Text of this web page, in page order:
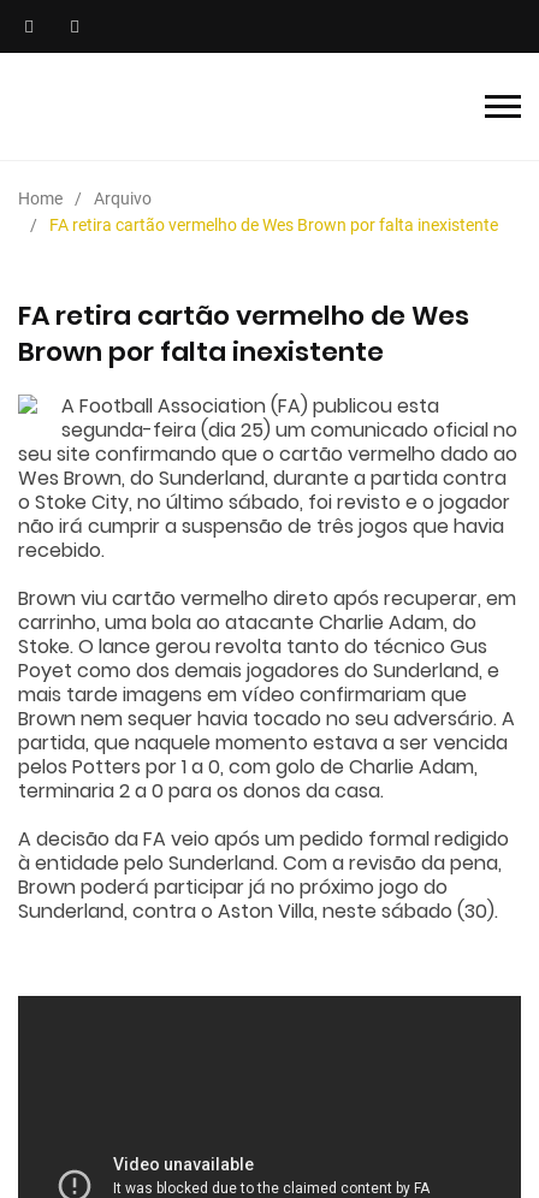
Home
Arquivo
FA retira cartão vermelho de Wes Brown por falta inexistente
FA retira cartão vermelho de Wes
Brown por falta inexistente
A Football Association (FA) publicou esta
segunda-feira (dia 25) um comunicado oficial no
seu site confirmando que o cartão vermelho dado ao
Wes Brown, do Sunderland, durante a partida contra
o Stoke City, no último sábado, foi revisto e o jogador
não irá cumprir a suspensão de três jogos que havia
recebido.
Brown viu cartão vermelho direto após recuperar, em
carrinho, uma bola ao atacante Charlie Adam, do
Stoke. O lance gerou revolta tanto do técnico Gus
Poyet como dos demais jogadores do Sunderland, e
mais tarde imagens em vídeo confirmariam que
Brown nem sequer havia tocado no seu adversário. A
partida, que naquele momento estava a ser vencida
pelos Potters por 1 a 0, com golo de Charlie Adam,
terminaria 2 a 0 para os donos da casa.
A decisão da FA veio após um pedido formal redigido
à entidade pelo Sunderland. Com a revisão da pena,
Brown poderá participar já no próximo jogo do
Sunderland, contra o Aston Villa, neste sábado (30).